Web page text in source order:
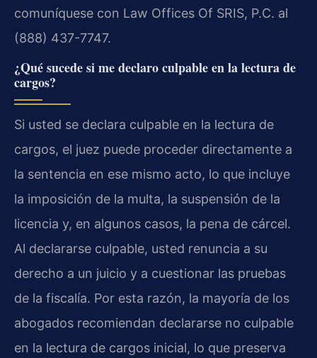
comuníquese con Law Offices Of SRIS, P.C. al
(888) 437-7747.
¿Qué sucede si me declaro culpable en la lectura de
cargos?
Si usted se declara culpable en la lectura de
cargos, el juez puede proceder directamente a
la sentencia en ese mismo acto, lo que incluye
la imposición de la multa, la suspensión de la
licencia y, en algunos casos, la pena de cárcel.
Al declararse culpable, usted renuncia a su
derecho a un juicio y a cuestionar las pruebas
de la fiscalía. Por esta razón, la mayoría de los
abogados recomiendan declararse no culpable
en la lectura de cargos inicial, lo que preserva